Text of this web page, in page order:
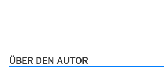
ÜBER DEN AUTOR